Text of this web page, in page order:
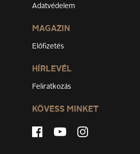
Adatvédelem
MAGAZIN
Előfizetés
HÍRLEVÉL
Feliratkozás
KÖVESS MINKET